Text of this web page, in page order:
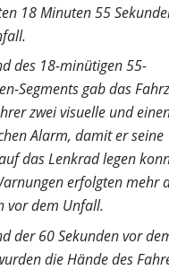
18 Minuten 55
des 18-minütigen 55-
Segments gab das
zwei visuelle und
Alarm, damit er seine
das Lenkrad legen
erfolgten mehr
vor dem Unfall.
der 60 Sekunden vor
die Hände des